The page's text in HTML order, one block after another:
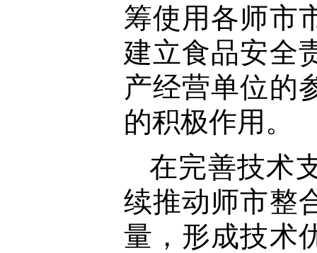
筹使用各师市
建立食品安全
产经营单位的
的积极作用。
在完善技术
续推动师市整
量，形成技术